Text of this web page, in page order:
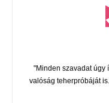
"Minden szavadat úgy
valóság teherpróbáját